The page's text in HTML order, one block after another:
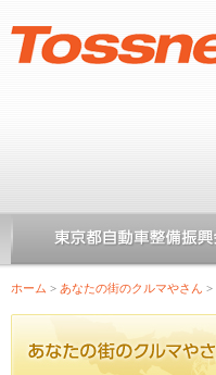
ホーム > あなたの街のクルマやさん >